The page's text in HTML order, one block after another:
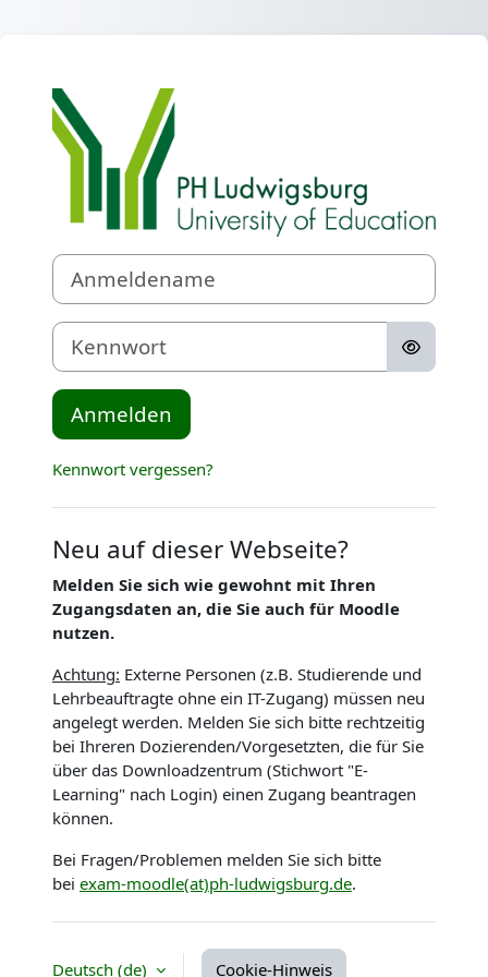
Anmeldename
Kennwort
Anmelden
Kennwort vergessen?
Neu auf dieser Webseite?
Melden Sie sich wie gewohnt mit Ihren
Zugangsdaten an, die Sie auch für Moodle
nutzen.
Achtung: Externe Personen (z.B. Studierende und
Lehrbeauftragte ohne ein IT-Zugang) müssen neu
angelegt werden. Melden Sie sich bitte rechtzeitig
bei Ihreren Dozierenden/Vorgesetzten, die für Sie
über das Downloadzentrum (Stichwort "E-
Learning" nach Login) einen Zugang beantragen
können.
Bei Fragen/Problemen melden Sie sich bitte
bei exam-moodle(at)ph-ludwigsburg.de.
Deutsch ‎(de)‎ Cookie-Hinweis